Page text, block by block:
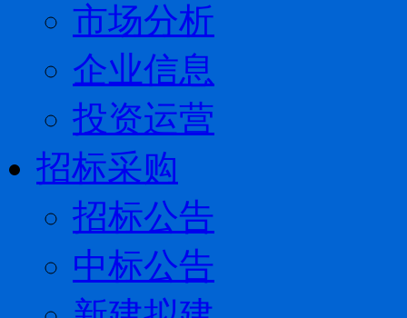
市场分析
企业信息
投资运营
招标采购
招标公告
中标公告